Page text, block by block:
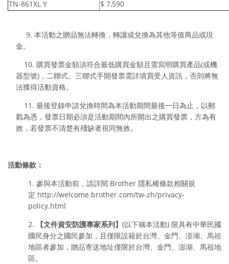
TN-861XL Y
$ 7,590
9. 本活動之贈品無法轉換，轉讓或兌換為其他等值商品或現
金。
10. 購買發票金額須符合最低購買金額且需寫明購買產品(或機
器型號)，二聯式、三聯式手開發票需詳填買受人資訊，否則將無
法獲得活動資格。
11. 最後登錄申請兌換時間為本活動期間最後一日為止，以郵
戳為憑，發票日期必須是活動期間內所開出之購買發票，方為有
效，若發票不清楚有殘缺者視同無效。
活動條款：
1. 參與本活動前，請詳閱 Brother 隱私權條款相關規
定 http://welcome.brother.com/tw-zh/privacy-
policy.html
2.
【文件資安防護專家系列】 (以下稱本活動) 限具有中華民國
國民身分之國民參加，且僅限設籍於台灣、金門、澎湖、馬祖
地區者參加，贈品寄送地址僅限於台灣、金門、澎湖、馬祖地
區。